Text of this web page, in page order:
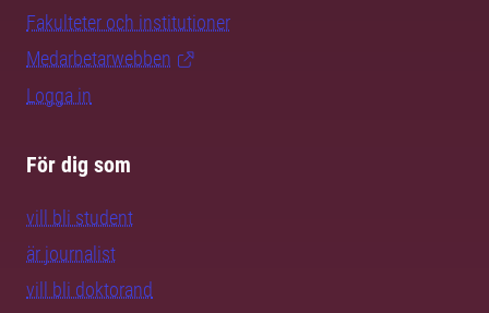
Fakulteter och institutioner
Medarbetarwebben
Logga in
För dig som
vill bli student
är journalist
vill bli doktorand